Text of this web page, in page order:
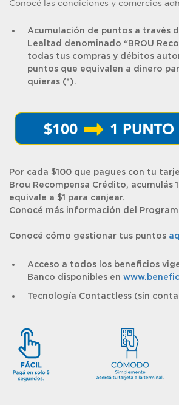
Conocé las condiciones y comercios
Acumulación de puntos a través
Lealtad denominado “BROU
todas tus compras y débitos
puntos que equivalen a dinero
quieras (*).
Por cada $100 que pagues con tu
Brou Recompensa Crédito, acumulás
equivale a $1 para canjear.
Conocé más información del
Conocé cómo gestionar tus puntos
Acceso a todos los beneficios
Banco disponibles en
Tecnología Contactless (sin